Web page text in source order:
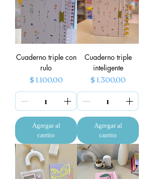
Cuaderno triple con
rulo
Precio
$ 1.100,00
Agregar al
carrito
Cuaderno triple
inteligente
Precio
$ 1.300,00
Agregar al
carrito